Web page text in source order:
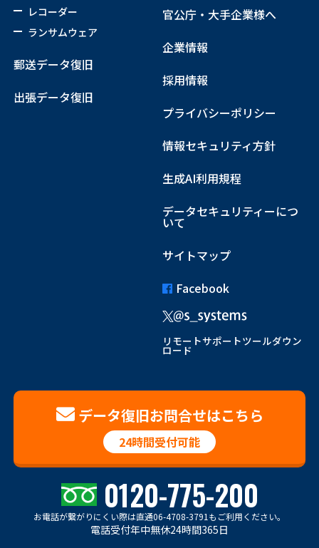
レコーダー
ランサムウェア
郵送データ復旧
出張データ復旧
官公庁・大手企業様へ
企業情報
採用情報
プライバシーポリシー
情報セキュリティ方針
生成AI利用規程
データセキュリティーにつ
いて
サイトマップ
Facebook
リモートサポートツールダウン
ロード
データ復旧お問合せはこちら
24時間受付可能
0120-775-200
お電話が繋がりにくい際は直通06-4708-3791もご利用ください。
電話受付年中無休24時間365日